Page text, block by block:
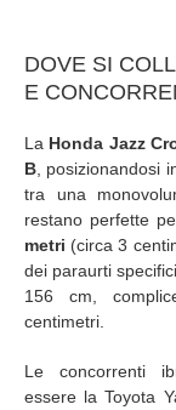
DOVE SI
E
La Honda Jazz
B , posizionandosi
tra una
restano perfette
metri (circa 3
dei paraurti
156 cm,
centimetri.
Le concorrenti
essere la Toyota